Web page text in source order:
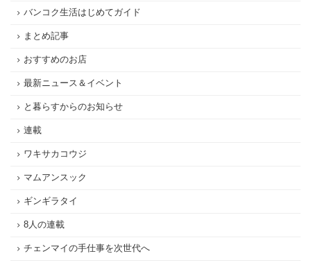
バンコク生活はじめてガイド
まとめ記事
おすすめのお店
最新ニュース＆イベント
と暮らすからのお知らせ
連載
ワキサカコウジ
マムアンスック
ギンギラタイ
8人の連載
チェンマイの手仕事を次世代へ